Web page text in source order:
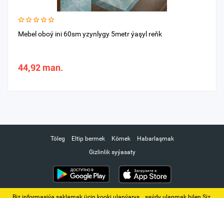
Mebel oboý ini 60sm yzynlygy 5metr ýaşyl reňk
44,92 man.
Töleg Eltip bermek Kömek
Habarlaşmak
Gizlinlik syýasaty